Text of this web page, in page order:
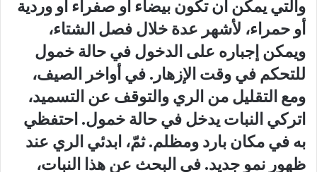
والتي يمكن أن تكون بيضاء أو صفراء أو وردية
أو حمراء، لأشهر عدة خلال فصل الشتاء،
ويمكن إجباره على الدخول في حالة خمول
للتحكم في وقت الإزهار. في أواخر الصيف،
ومع التقليل من الري والتوقف عن التسميد،
اتركي النبات يدخل في حالة خمول. احتفظي
به في مكان بارد ومظلم. ثمّ، ابدئي الري عند
ظهور نمو جديد. في البحث عن هذا النبات،